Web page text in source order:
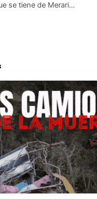
se tiene de Merari…